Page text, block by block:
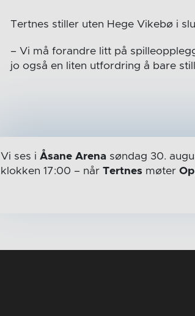
Tertnes stiller uten Hege Vikebø i
– Vi må forandre litt på
jo også en liten utfordring å bare
Vi ses i Åsane Arenasøndag 30.
klokken 17:00 – når Tertnes møter